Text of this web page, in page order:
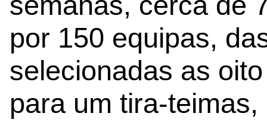
por 150 equipas,
selecionadas as
para um tira-